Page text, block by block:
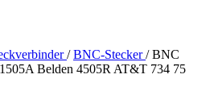
/ BNC-Stecker/ BNC
Belden 4505R AT&T 734 75